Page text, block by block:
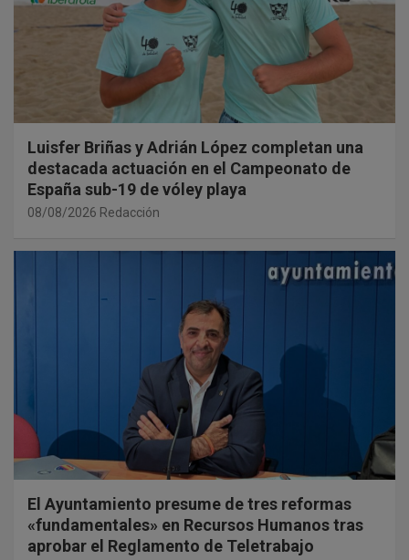
Luisfer Briñas y Adrián López completan una
destacada actuación en el Campeonato de
España sub-19 de vóley playa
08/08/2026 Redacción
El Ayuntamiento presume de tres reformas
«fundamentales» en Recursos Humanos tras
aprobar el Reglamento de Teletrabajo